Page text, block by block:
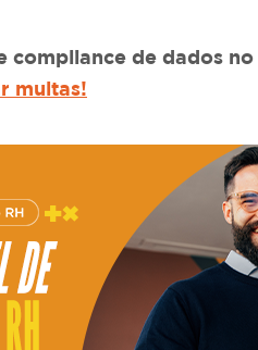
compliance de dados no
multas!